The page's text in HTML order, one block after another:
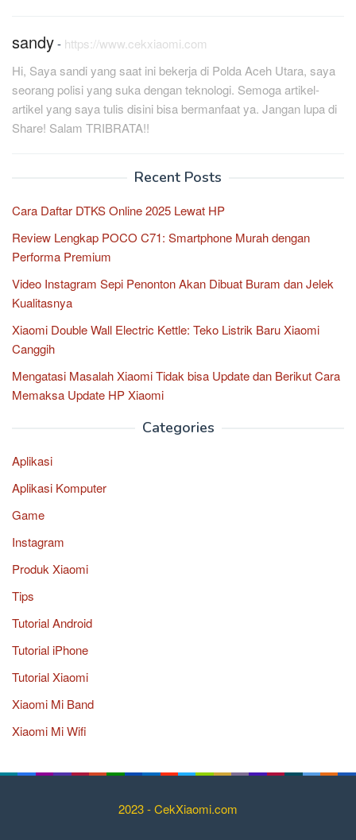
sandy- https://www.cekxiaomi.com
Hi, Saya sandi yang saat ini bekerja di Polda Aceh Utara, saya
seorang polisi yang suka dengan teknologi. Semoga artikel-
artikel yang saya tulis disini bisa bermanfaat ya. Jangan lupa di
Share! Salam TRIBRATA!!
Recent Posts
Cara Daftar DTKS Online 2025 Lewat HP
Review Lengkap POCO C71: Smartphone Murah dengan
Performa Premium
Video Instagram Sepi Penonton Akan Dibuat Buram dan Jelek
Kualitasnya
Xiaomi Double Wall Electric Kettle: Teko Listrik Baru Xiaomi
Canggih
Mengatasi Masalah Xiaomi Tidak bisa Update dan Berikut Cara
Memaksa Update HP Xiaomi
Categories
Aplikasi
Aplikasi Komputer
Game
Instagram
Produk Xiaomi
Tips
Tutorial Android
Tutorial iPhone
Tutorial Xiaomi
Xiaomi Mi Band
Xiaomi Mi Wifi
2023 - CekXiaomi.com